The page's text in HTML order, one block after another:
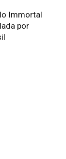
Immortal
por